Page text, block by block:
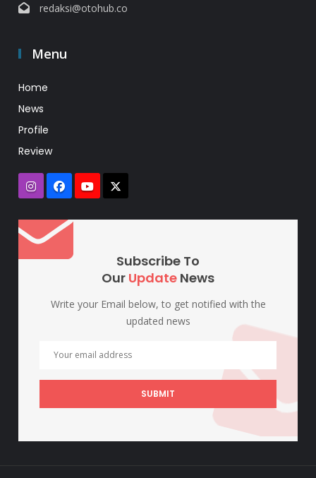
redaksi@otohub.co
Menu
Home
News
Profile
Review
Subscribe To
Our Update News
Write your Email below, to get notified with the
updated news
SUBMIT